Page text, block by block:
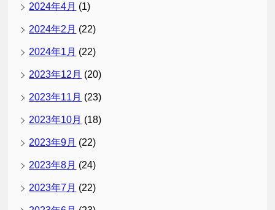
2024年4月 (1)
2024年2月 (22)
2024年1月 (22)
2023年12月 (20)
2023年11月 (23)
2023年10月 (18)
2023年9月 (22)
2023年8月 (24)
2023年7月 (22)